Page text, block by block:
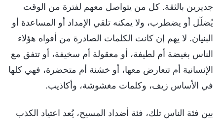
جديرين بالثقة. كل من يتواصل معهم لفترة من الوقت
يُضلّل أو يضطرب، ولا يمكنه تلقي الإمداد أو المساعدة أو
البنيان. لا يهم إن كانت الكلمات الصادرة من أفواه هؤلاء
الناس بغيضة أم لطيفة، أو معقولة أم سخيفة، أو تتفق مع
الإنسانية أم تتعارض معها، أو خشنة أم متحضرة، فهي كلها
في الأساس زيف، وكلمات مغشوشة، وأكاذيب.
بين فئة الناس تلك، فئة أضداد المسيح، يُعد اعتياد الكذب